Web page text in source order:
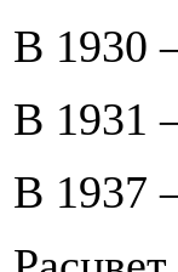
В 1930
В 1931
В 1937